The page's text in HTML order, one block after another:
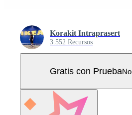
Korakit Intraprasert
3.552 Recursos
Gratis con Prueba